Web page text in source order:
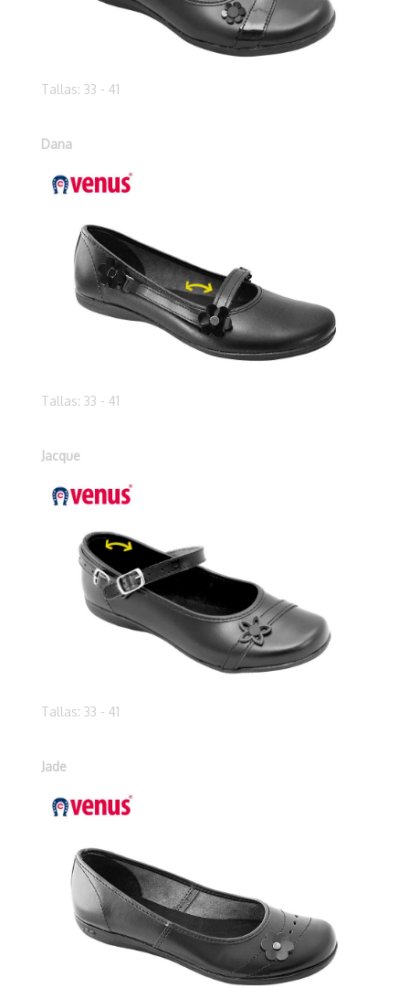
Tallas: 33 - 41
Dana
Tallas: 33 - 41
Jacque
Tallas: 33 - 41
Jade